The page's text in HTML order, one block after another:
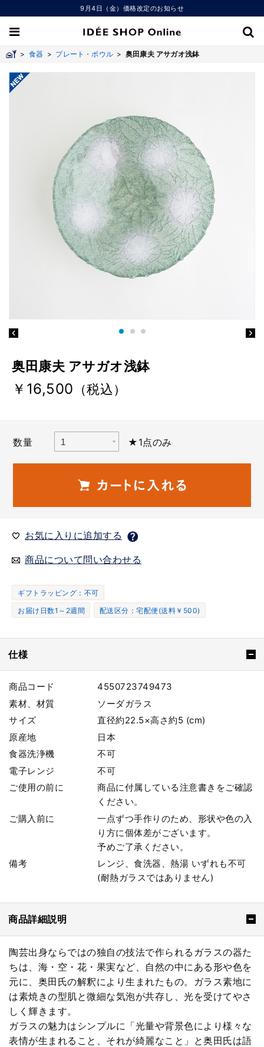
9月4日（金）価格改定のお知らせ
> 食器 > プレート・ボウル >奥田康夫 アサガオ浅鉢
奥田康夫 アサガオ浅鉢
￥16,500 （税込）
数量 ★1点のみ
お気に入りに追加する
商品について問い合わせる
ギフトラッピング：不可
お届け日数1～2週間
配送区分：宅配便(送料￥500)
仕様
商品コード
4550723749473
素材、材質
ソーダガラス
サイズ
直径約22.5×高さ約5 (cm)
原産地
日本
食器洗浄機
不可
電子レンジ
不可
ご使用の前に
商品に付属している注意書きをご確認
ください。
ご購入前に
一点ずつ手作りのため、形状や色の入
り方に個体差がございます。
予めご了承ください。
備考
レンジ、食洗器、熱湯 いずれも不可
(耐熱ガラスではありません)
商品詳細説明
陶芸出身ならではの独自の技法で作られるガラスの器た
ちは、海・空・花・果実など、自然の中にある形や色を
元に、奥田氏の解釈により生まれたもの。ガラス素地に
は素焼きの型肌と微細な気泡が共存し、光を受けてやさ
しく輝きます。
ガラスの魅力はシンプルに「光量や背景色により様々な
表情が生まれること、それが綺麗なこと」と奥田氏は語